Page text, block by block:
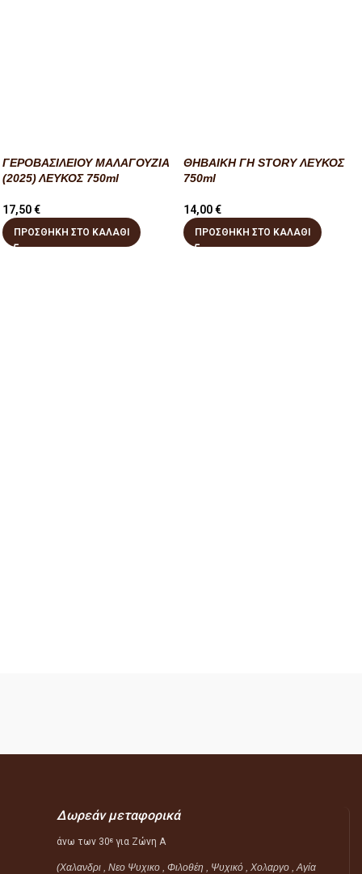
ΓΕΡΟΒΑΣΙΛΕΙΟΥ ΜΑΛΑΓΟΥΖΙΑ
(2025) ΛΕΥΚΟΣ 750ml
17,50€
ΠΡΟΣΘΉΚΗ ΣΤΟ ΚΑΛΆΘΙ
ΘΗΒΑΙΚΗ ΓΗ STORY ΛΕΥΚΟΣ
750ml
14,00€
ΠΡΟΣΘΉΚΗ ΣΤΟ ΚΑΛΆΘΙ
Δωρεάν μεταφορικά
άνω των 30ε για Ζώνη Α
(Χαλανδρι , Νεο Ψυχικο , Φιλοθέη , Ψυχικό ,
Χολαργο , Αγία